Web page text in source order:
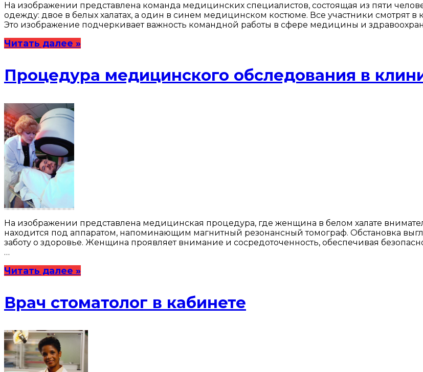
На изображении представлена команда медицинских специалистов, состоящая из пяти
одежду: двое в белых халатах, а один в синем медицинском костюме. Все участники смотрят
Это изображение подчеркивает важность командной работы в сфере медицины и
Читать далее »
Процедура медицинского обследования в
На изображении представлена медицинская процедура, где женщина в белом халате
находится под аппаратом, напоминающим магнитный резонансный томограф. Обстановка
заботу о здоровье. Женщина проявляет внимание и сосредоточенность, обеспечивая
…
Читать далее »
Врач стоматолог в кабинете